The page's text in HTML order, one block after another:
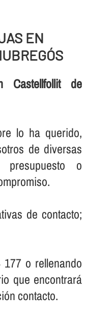
EN
de
lo ha querido,
de diversas
o
de contacto;
o rellenando
que encontrará
contacto.